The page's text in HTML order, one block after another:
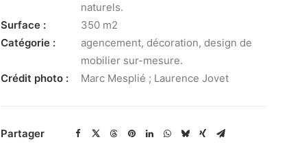
naturels.
Surface :
350 m2
Catégorie :
agencement, décoration, design de
mobilier sur-mesure.
Crédit photo :
Marc Mesplié ; Laurence Jovet
Partager